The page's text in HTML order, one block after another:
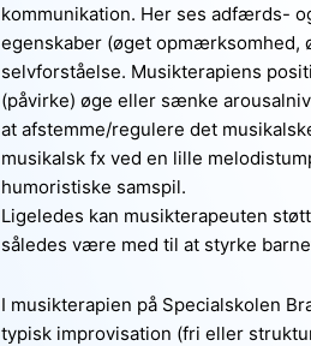
kommunikation. Her ses adfærds-
egenskaber (øget opmærksomhed,
selvforståelse. Musikterapiens
(påvirke) øge eller sænke
at afstemme/regulere det
musikalsk fx ved en lille
humoristiske samspil.
Ligeledes kan musikterapeuten
således være med til at styrke
I musikterapien på Specialskolen
typisk improvisation (fri eller